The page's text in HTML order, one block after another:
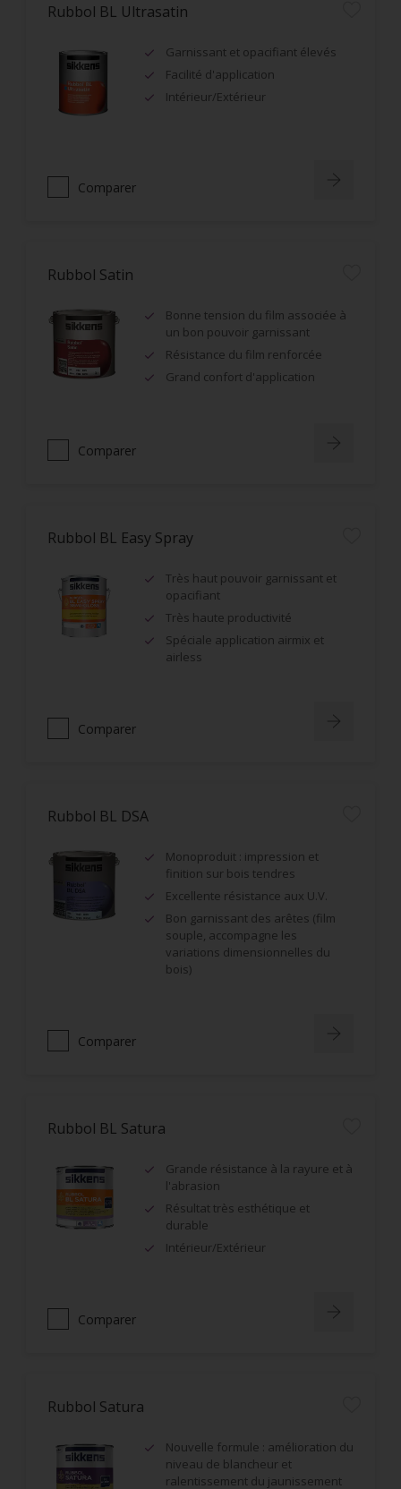
Rubbol BL Ultrasatin
Garnissant et opacifiant élevés
Facilité d'application
Intérieur/Extérieur
Comparer
Rubbol Satin
Bonne tension du film associée à
un bon pouvoir garnissant
Résistance du film renforcée
Grand confort d'application
Comparer
Rubbol BL Easy Spray
Très haut pouvoir garnissant et
opacifiant
Très haute productivité
Spéciale application airmix et
airless
Comparer
Rubbol BL DSA
Monoproduit : impression et
finition sur bois tendres
Excellente résistance aux U.V.
Bon garnissant des arêtes (film
souple, accompagne les
variations dimensionnelles du
bois)
Comparer
Rubbol BL Satura
Grande résistance à la rayure et à
l'abrasion
Résultat très esthétique et
durable
Intérieur/Extérieur
Comparer
Rubbol Satura
Nouvelle formule : amélioration du
niveau de blancheur et
ralentissement du jaunissement